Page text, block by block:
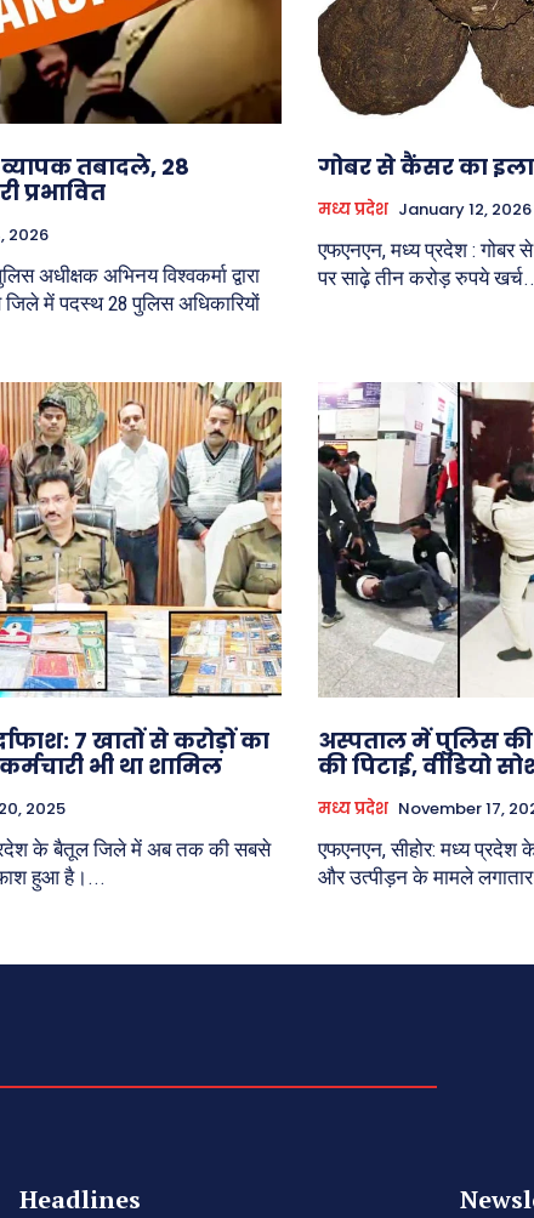
तबादले, 28
प्रभावित
2026
अधीक्षक अभिनय विश्वकर्मा द्वारा
में पदस्थ 28 पुलिस अधिकारियों
गोबर से कैंसर का
मध्य प्रदेश January 12, 2026
एफएनएन, मध्य प्रदेश :
पर साढ़े तीन करोड़ रुपये
7 खातों से करोड़ों का
भी था शामिल
2025
के बैतूल जिले में अब तक की सबसे
हुआ है।...
अस्पताल में पुलिस की
की पिटाई, वीडियो
मध्य प्रदेश November 17,
एफएनएन, सीहोर: मध्य प्रदेश
और उत्पीड़न के मामले
Headlines